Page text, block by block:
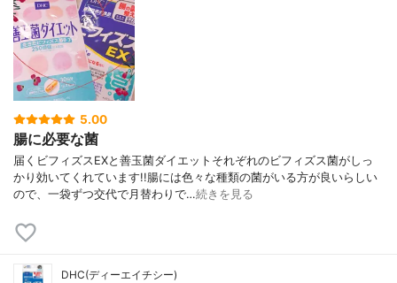
5.00
腸に必要な菌
届くビフィズスEXと善玉菌ダイエットそれぞれのビフィズス菌がしっ
かり効いてくれています!!腸には色々な種類の菌がいる方が良いらしい
ので、一袋ずつ交代で月替わりで…続きを見る
DHC(ディーエイチシー)